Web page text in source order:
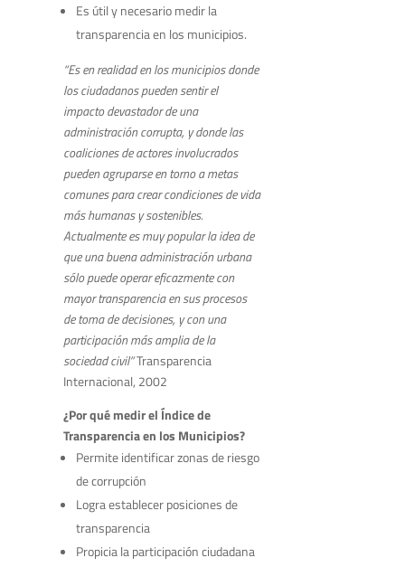
Es útil y necesario medir la
transparencia en los municipios.
“Es en realidad en los municipios donde
los ciudadanos pueden sentir el
impacto devastador de una
administración corrupta, y donde las
coaliciones de actores involucrados
pueden agruparse en torno a metas
comunes para crear condiciones de vida
más humanas y sostenibles.
Actualmente es muy popular la idea de
que una buena administración urbana
sólo puede operar eficazmente con
mayor transparencia en sus procesos
de toma de decisiones, y con una
participación más amplia de la
sociedad civil”Transparencia
Internacional, 2002
¿Por qué medir el Índice de
Transparencia en los Municipios?
Permite identificar zonas de riesgo
de corrupción
Logra establecer posiciones de
transparencia
Propicia la participación ciudadana